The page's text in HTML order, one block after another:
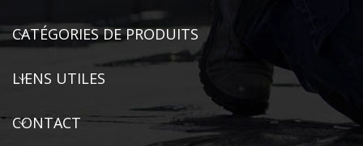
CATÉGORIES DE PRODUITS
LIENS UTILES
CONTACT